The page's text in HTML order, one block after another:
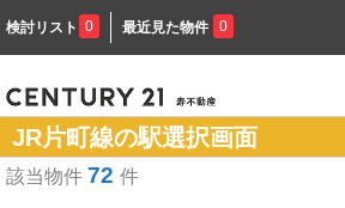
検討リスト 0 最近見た物件 0
JR片町線の駅選択画面
該当物件 72 件